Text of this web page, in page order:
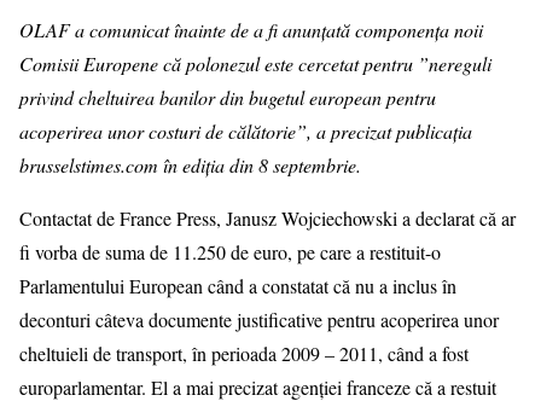
OLAF a comunicat înainte de a fi anunțată componența noii
Comisii Europene că polonezul este cercetat pentru ”nereguli
privind cheltuirea banilor din bugetul european pentru
acoperirea unor costuri de călătorie”, a precizat publicația
brusselstimes.com în ediția din 8 septembrie.
Contactat de France Press, Janusz Wojciechowski a declarat că ar
fi vorba de suma de 11.250 de euro, pe care a restituit-o
Parlamentului European când a constatat că nu a inclus în
deconturi câteva documente justificative pentru acoperirea unor
cheltuieli de transport, în perioada 2009 – 2011, când a fost
europarlamentar. El a mai precizat agenției franceze că a restuit